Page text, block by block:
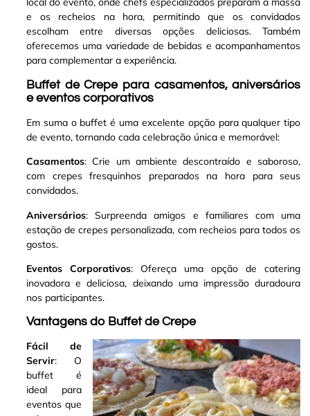
e os recheios na hora, permitindo que os convidados
escolham entre diversas opções deliciosas. Também
oferecemos uma variedade de bebidas e acompanhamentos
para complementar a experiência.
Buffet de Crepe para casamentos, aniversários
e eventos corporativos
Em suma o buffet é uma excelente opção para qualquer tipo
de evento, tornando cada celebração única e memorável:
Casamentos: Crie um ambiente descontraído e saboroso,
com crepes fresquinhos preparados na hora para seus
convidados.
Aniversários: Surpreenda amigos e familiares com uma
estação de crepes personalizada, com recheios para todos os
gostos.
Eventos Corporativos: Ofereça uma opção de catering
inovadora e deliciosa, deixando uma impressão duradoura
nos participantes.
Vantagens do Buffet de Crepe
Fácil de
Servir: O
buffet é
ideal para
eventos que